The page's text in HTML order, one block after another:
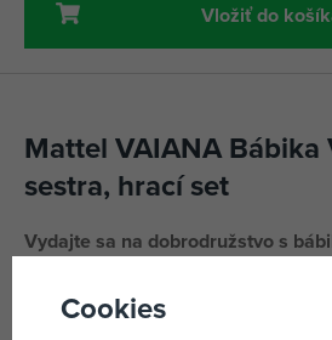
Vložiť do
Mattel VAIANA Bábika
sestra, hrací set
Vydajte sa na dobrodružstvo s
Deti môžu objavovať kúzla
Cookies